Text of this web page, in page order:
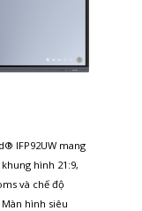
IFP92UW mang
hình 21:9,
và chế độ
hình siêu